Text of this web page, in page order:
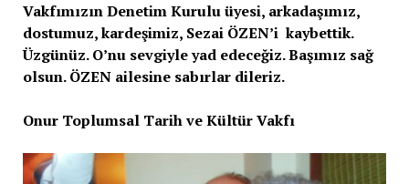
Vakfımızın Denetim Kurulu üyesi, arkadaşımız,
dostumuz, kardeşimiz, Sezai ÖZEN’i kaybettik.
Üzgünüz. O’nu sevgiyle yad edeceğiz. Başımız sağ
olsun. ÖZEN ailesine sabırlar dileriz.
Onur Toplumsal Tarih ve Kültür Vakfı